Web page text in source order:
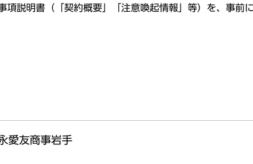
説明書（「契約概要」「注意喚起情報」等）を、事前
愛友商事岩手